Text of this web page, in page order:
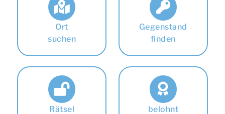
Ort
suchen
Gegenstand
finden
Rätsel
lösen
belohnt
werden